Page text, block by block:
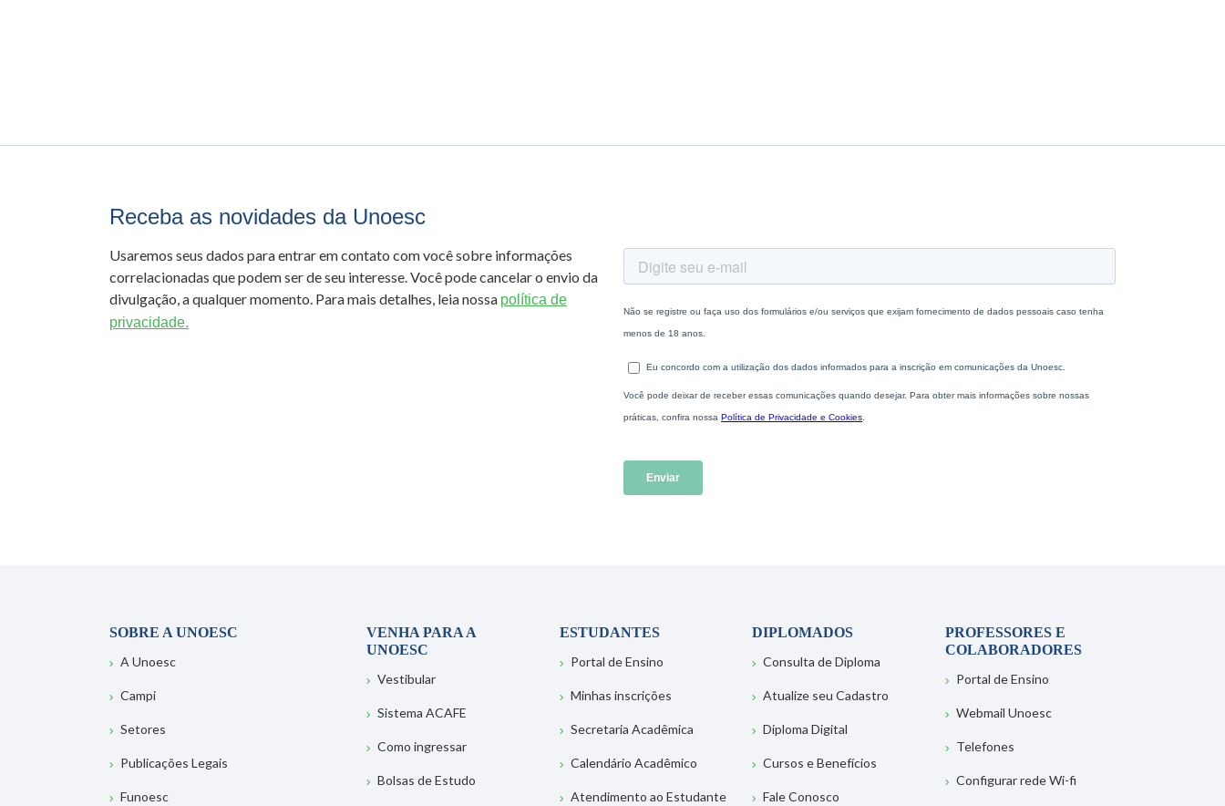
Receba as novidades da Unoesc
Usaremos seus dados para entrar em contato com você sobre informações
correlacionadas que podem ser de seu interesse. Você pode cancelar o envio da
divulgação, a qualquer momento. Para mais detalhes, leia nossa política de
privacidade.
SOBRE A UNOESC
A Unoesc
Campi
Setores
Publicações Legais
Funoesc
VENHA PARA A
UNOESC
Vestibular
Sistema ACAFE
Como ingressar
Bolsas de Estudo
ESTUDANTES
Portal de Ensino
Minhas inscrições
Secretaria Acadêmica
Calendário Acadêmico
Atendimento ao Estudante
DIPLOMADOS
Consulta de Diploma
Atualize seu Cadastro
Diploma Digital
Cursos e Benefícios
Fale Conosco
PROFESSORES E
COLABORADORES
Portal de Ensino
Webmail Unoesc
Telefones
Configurar rede Wi-fi